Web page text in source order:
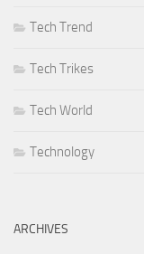
Tech Trend
Tech Trikes
Tech World
Technology
ARCHIVES